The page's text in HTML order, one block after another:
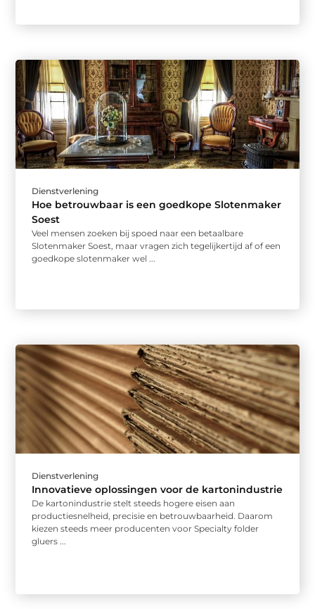
Dienstverlening
Hoe betrouwbaar is een goedkope Slotenmaker
Soest
Veel mensen zoeken bij spoed naar een betaalbare
Slotenmaker Soest, maar vragen zich tegelijkertijd af of een
goedkope slotenmaker wel ...
Dienstverlening
Innovatieve oplossingen voor de kartonindustrie
De kartonindustrie stelt steeds hogere eisen aan
productiesnelheid, precisie en betrouwbaarheid. Daarom
kiezen steeds meer producenten voor Specialty folder
gluers ...